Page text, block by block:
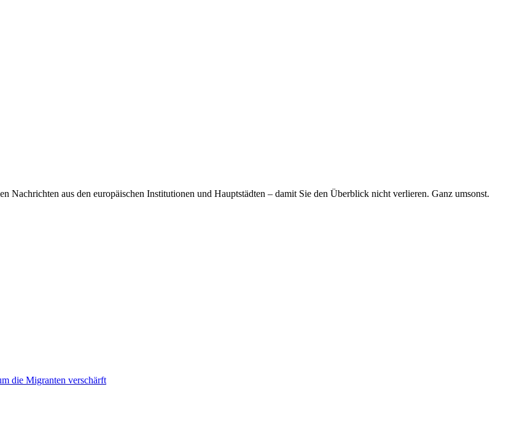
aus den europäischen Institutionen und Hauptstädten – damit Sie den Überblick nicht verlieren. Ganz umsonst.
die Migranten verschärft